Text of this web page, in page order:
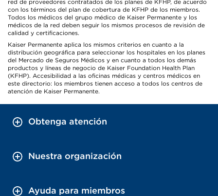
red de proveedores contratados de los planes de KFHP, de acuerdo
con los términos del plan de cobertura de KFHP de los miembros.
Todos los médicos del grupo médico de Kaiser Permanente y los
médicos de la red deben seguir los mismos procesos de revisión de
calidad y certificaciones.
Kaiser Permanente aplica los mismos criterios en cuanto a la
distribución geográfica para seleccionar los hospitales en los planes
del Mercado de Seguros Médicos y en cuanto a todos los demás
productos y líneas de negocio de Kaiser Foundation Health Plan
(KFHP). Accesibilidad a las oficinas médicas y centros médicos en
este directorio: los miembros tienen acceso a todos los centros de
atención de Kaiser Permanente.
Obtenga atención
Nuestra organización
Ayuda para miembros